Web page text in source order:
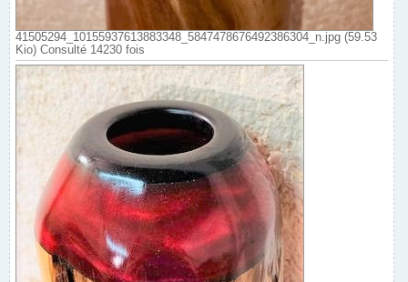
41505294_10155937613883348_5847478676492386304_n.jpg (59.53
Kio) Consulté 14230 fois